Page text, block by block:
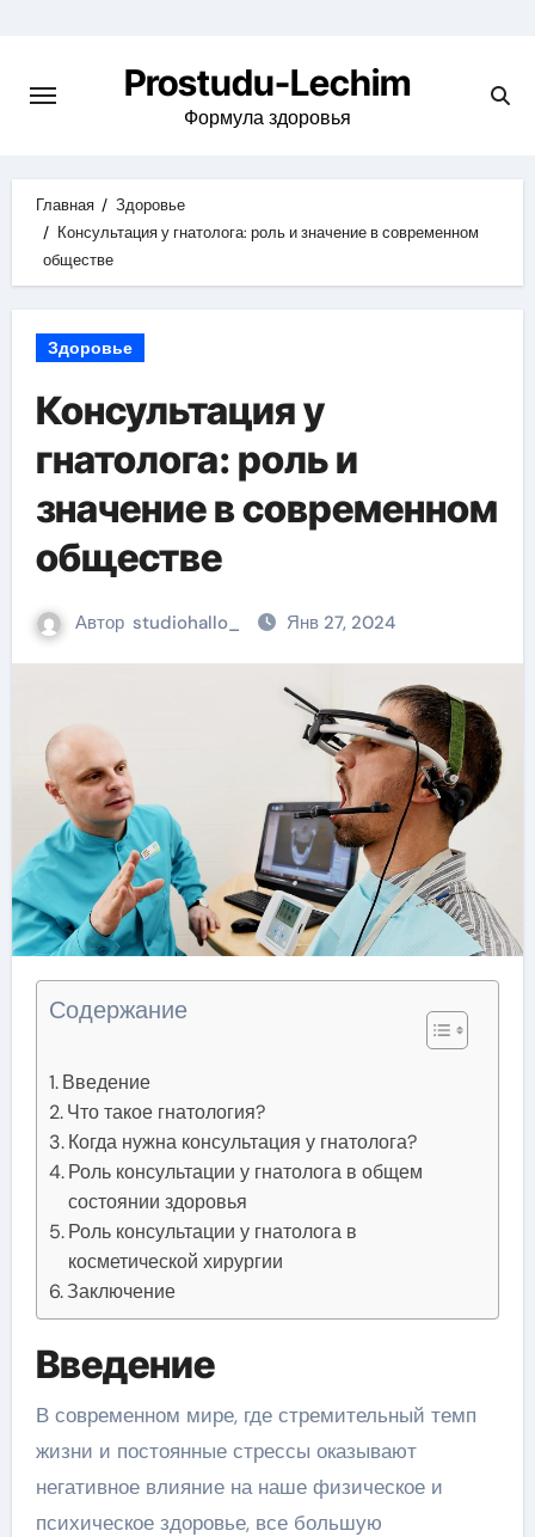
содержимому
Prostudu-Lechim
Формула здоровья
Главная
Здоровье
Консультация у гнатолога: роль и значение в современном
обществе
Здоровье
Консультация у
гнатолога: роль и
значение в современном
обществе
Автор studiohallo_ Янв 27, 2024
Содержание
Введение
Что такое гнатология?
Когда нужна консультация у гнатолога?
Роль консультации у гнатолога в общем
состоянии здоровья
Роль консультации у гнатолога в
косметической хирургии
Заключение
Введение
В современном мире, где стремительный темп
жизни и постоянные стрессы оказывают
негативное влияние на наше физическое и
психическое здоровье, все большую